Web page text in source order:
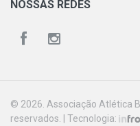
NOSSAS REDES
© 2026. Associação Atlética
reservados. | Tecnologia: